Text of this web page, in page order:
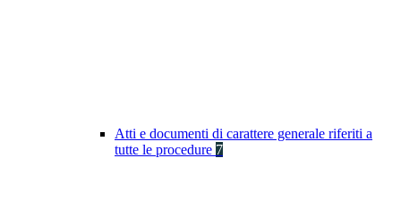
Atti e documenti di carattere generale riferiti a
tutte le procedure 7